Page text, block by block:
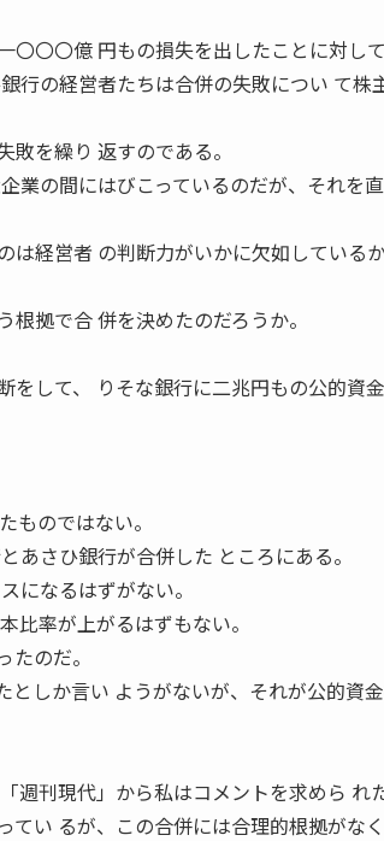
〇〇〇億 円もの損失を出したことに対し
行の経営者たちは合併の失敗につい て株
を繰り 返すのである。
業の間にはびこっているのだが、それを
は経営者 の判断力がいかに欠如している
拠で合 併を決めたのだろうか。
をして、 りそな銀行に二兆円もの公的資
ものではない。
あさひ銀行が合併した ところにある。
になるはずがない。
比率が上がるはずもない。
のだ。
としか言い ようがないが、それが公的資
刊現代」から私はコメントを求めら れた
い るが、この合併には合理的根拠がな